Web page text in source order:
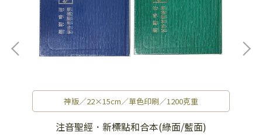
神版／22×15cm／單色印刷／1200克重
注音聖經．新標點和合本(綠面/藍面)